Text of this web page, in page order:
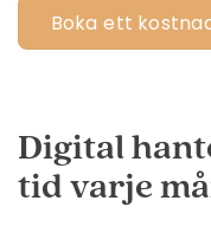
Boka ett
Digital
tid varje